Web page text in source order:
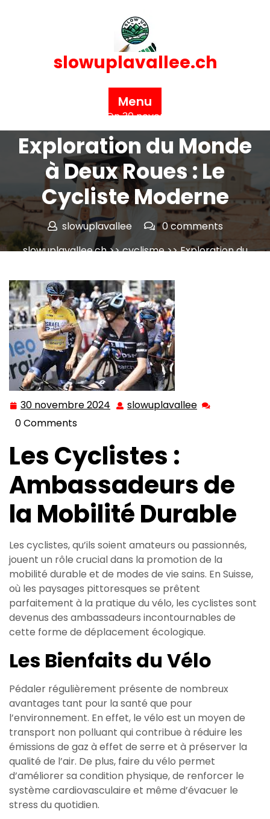
slowuplavallee.ch
Menu
Posted On 30 novembre 2024
Exploration du Monde
à Deux Roues : Le
Cycliste Moderne
slowuplavallee
0 comments
slowuplavallee.ch>>cyclisme>> Exploration du
30 novembre 2024 30 slowuplavallee slowuplavallee
0 Comments
Les Cyclistes :
Ambassadeurs de
la Mobilité Durable
Les cyclistes, qu’ils soient amateurs ou passionnés,
jouent un rôle crucial dans la promotion de la
mobilité durable et de modes de vie sains. En Suisse,
où les paysages pittoresques se prêtent
parfaitement à la pratique du vélo, les cyclistes sont
devenus des ambassadeurs incontournables de
cette forme de déplacement écologique.
Les Bienfaits du Vélo
Pédaler régulièrement présente de nombreux
avantages tant pour la santé que pour
l’environnement. En effet, le vélo est un moyen de
transport non polluant qui contribue à réduire les
émissions de gaz à effet de serre et à préserver la
qualité de l’air. De plus, faire du vélo permet
d’améliorer sa condition physique, de renforcer le
système cardiovasculaire et même d’évacuer le
stress du quotidien.